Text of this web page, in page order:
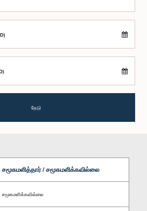
தேடு
சமூகமளித்தார் / சமூகமளிக்கவில்லை
சமூகமளிக்கவில்லை